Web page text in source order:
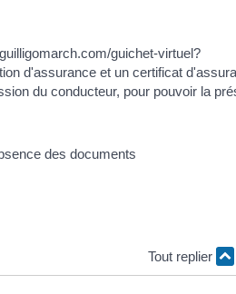
guichet-virtuel?
d'assurance et un certificat
du conducteur, pour pouvoir la
Tout replier